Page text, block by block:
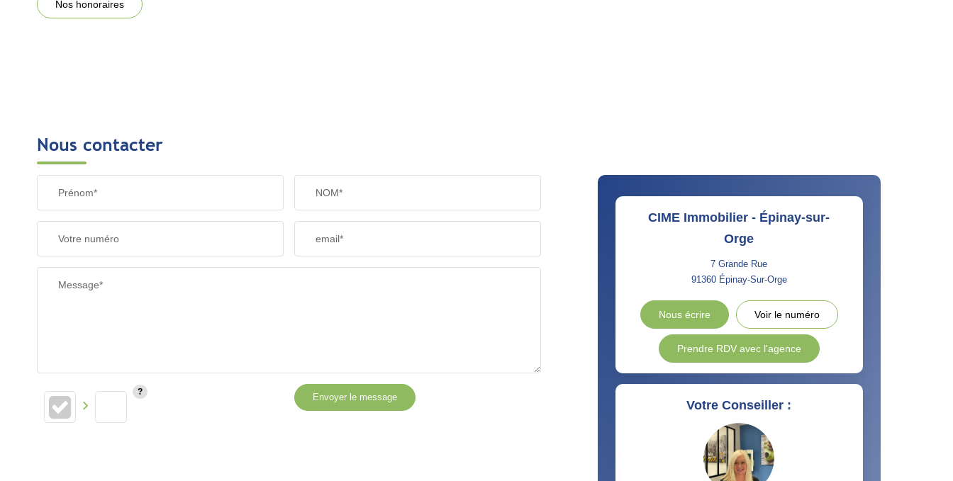
Nos honoraires
Nous contacter
Prénom* NOM*
Votre numéro email*
Message*
Envoyer le message
CIME Immobilier - Épinay-sur-
Orge
7 Grande Rue
91360 Épinay-Sur-Orge
Nous écrire Voir le numéro
Prendre RDV avec l'agence
Votre Conseiller :